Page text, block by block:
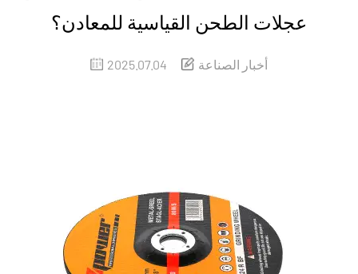
عجلات الطحن القياسية للمعادن؟
2025.07.04 أخبار الصناعة